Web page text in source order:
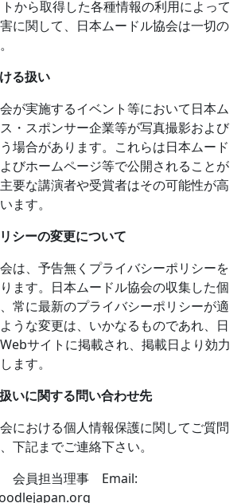
から取得した各種情報の利用によって
に関して、日本ムードル協会は一切の
る扱い
が実施するイベント等において日本ム
・スポンサー企業等が写真撮影および
場合があります。これらは日本ムード
びホームページ等で公開されることが
要な講演者や受賞者はその可能性が高
ます。
シーの変更について
は、予告無くプライバシーポリシーを
ます。日本ムードル協会の収集した個
常に最新のプライバシーポリシーが適
うな変更は、いかなるものであれ、日
Webサイトに掲載され、掲載日より効力
ます。
いに関する問い合わせ先
における個人情報保護に関してご質問
下記までご連絡下さい。
会員担当理事 Email: